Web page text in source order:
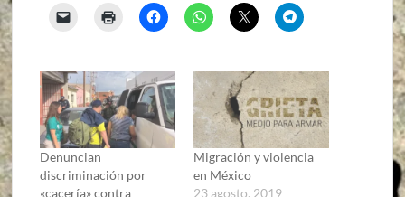
Denuncian
discriminación por
«cacería» contra
Migración y violencia
en México
23 agosto, 2019